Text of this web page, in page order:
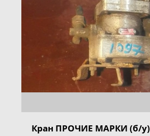
Кран ПРОЧИЕ МАРКИ (б/у)